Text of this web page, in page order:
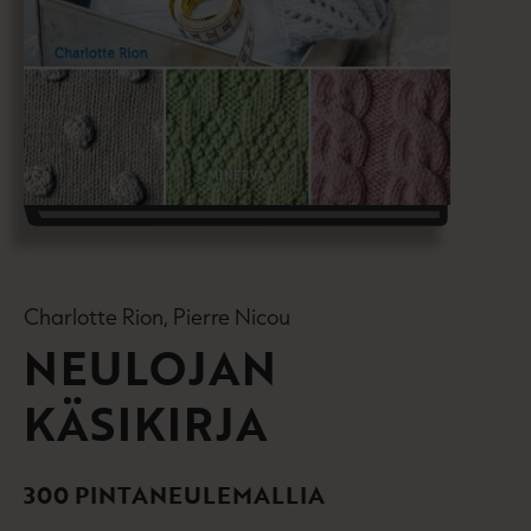
Charlotte Rion, Pierre Nicou
NEULOJAN
KÄSIKIRJA
300 PINTANEULEMALLIA